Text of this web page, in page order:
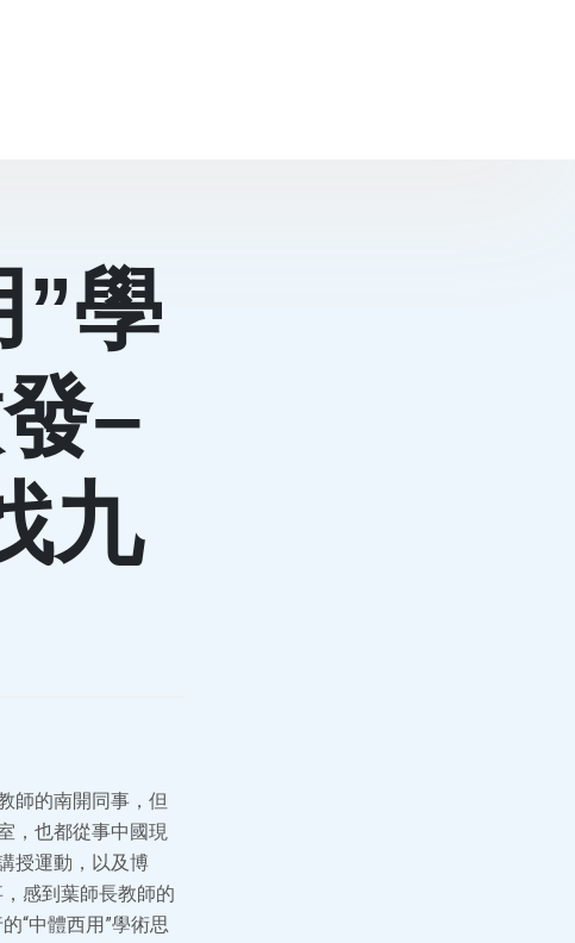
”學
–
九
師的南開同事，但
，也都從事中國現
授運動，以及博
感到葉師長教師的
“中體西用”學術思